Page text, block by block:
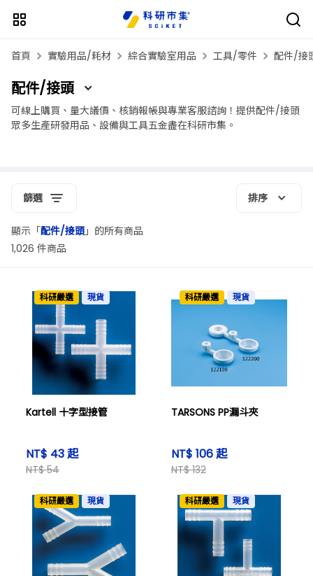
首頁 實驗用品/耗材 綜合實驗室用品 工具/零件 配件/接
配件/接頭
可線上購買、量大議價、核銷報帳與專業客服諮詢！提供配件/接頭
眾多生產研發用品、設備與工具五金盡在科研市集。
篩選 排序
顯示「配件/接頭」的所有商品
1,026 件商品
科研嚴選 現貨
Kartell 十字型接管
NT$ 43 起
NT$ 54
科研嚴選 現貨
TARSONS PP漏斗夾
NT$ 106 起
NT$ 132
科研嚴選 現貨 科研嚴選 現貨